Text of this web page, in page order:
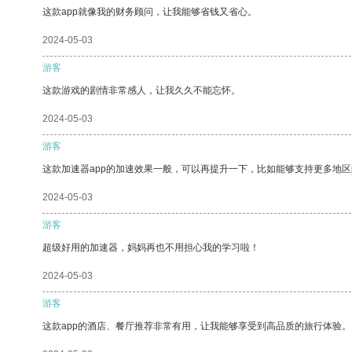
这款app就像我的财务顾问，让我能够省钱又省心。
2024-05-03
游客
这款游戏的剧情非常感人，让我久久不能忘怀。
2024-05-03
游客
这款加速器app的加速效果一般，可以再提升一下，比如能够支持更多地区
2024-05-03
游客
超级好用的加速器，妈妈再也不用担心我的学习啦！
2024-05-03
游客
这款app的酒店、餐厅推荐非常有用，让我能够享受到高品质的旅行体验。